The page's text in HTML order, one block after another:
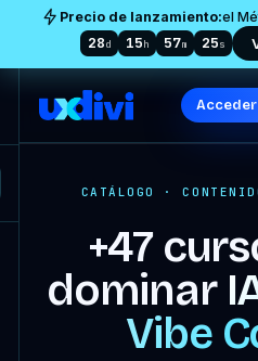
Precio de lanzamiento:el
28d 15h 57m 23s
CATÁLOGO ·
+47
dominar
Vibe